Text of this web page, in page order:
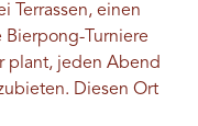
Terrassen, einen
Bierpong-Turniere
plant, jeden Abend
Diesen Ort